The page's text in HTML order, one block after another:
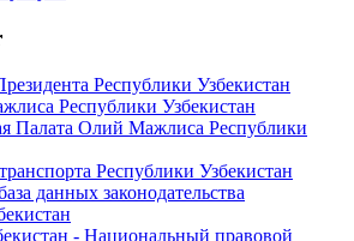
Республики Узбекистан
Республики Узбекистан
Палата Олий Мажлиса Республики
Республики Узбекистан
данных законодательства
- Национальный правовой